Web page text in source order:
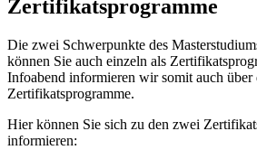
Zertifikatsprogramme
Die zwei Schwerpunkte des
können Sie auch einzeln als
Infoabend informieren wir somit auch über
Zertifikatsprogramme.
Hier können Sie sich zu den zwei
informieren: